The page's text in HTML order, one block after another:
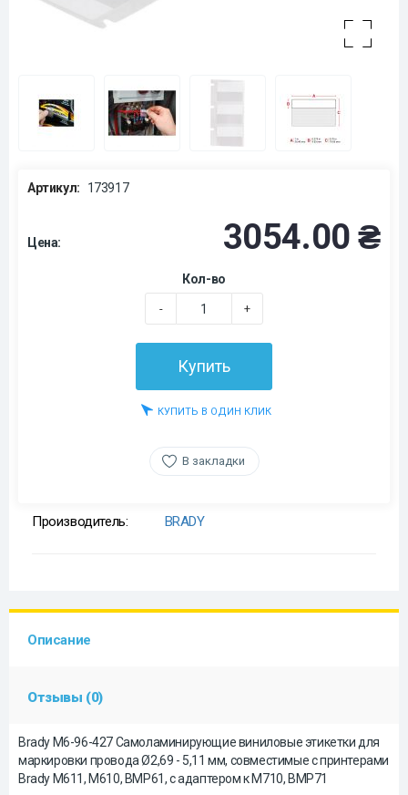
Артикул: 173917
Цена: 3054.00 ₴
Кол-во
- +
Купить
КУПИТЬ В ОДИН КЛИК
В закладки
Производитель: BRADY
Описание
Отзывы (0)
Brady M6-96-427 Самоламинирующие виниловые этикетки для
маркировки провода Ø2,69 - 5,11 мм, совместимые с принтерами
Brady М611, М610, ВМР61, c адаптером к М710, ВМР71